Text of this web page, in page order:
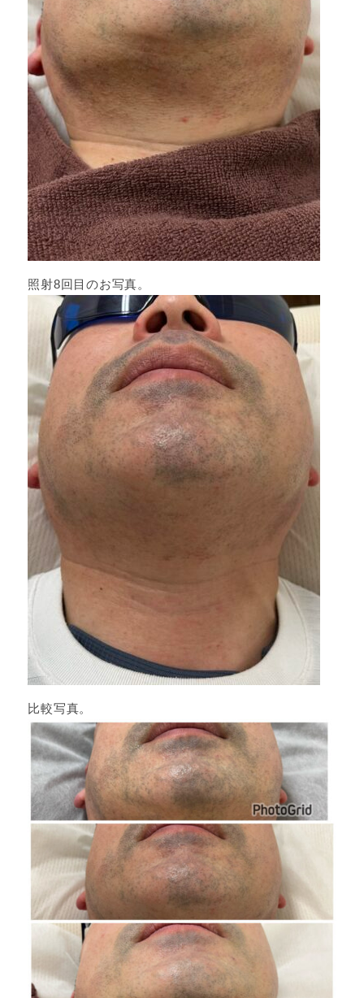
照射8回目のお写真。
比較写真。